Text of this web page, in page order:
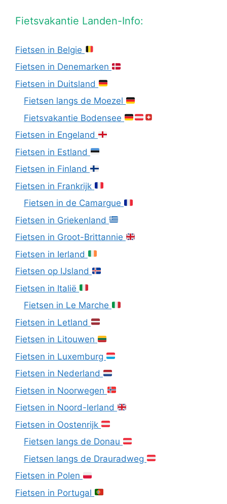
Fietsvakantie Landen-Info:
Fietsen in Belgie
Fietsen in Denemarken
Fietsen in Duitsland
Fietsen langs de Moezel
Fietsvakantie Bodensee
Fietsen in Engeland
Fietsen in Estland
Fietsen in Finland
Fietsen in Frankrijk
Fietsen in de Camargue
Fietsen in Griekenland
Fietsen in Groot-Brittannie
Fietsen in Ierland
Fietsen op IJsland
Fietsen in Italië
Fietsen in Le Marche
Fietsen in Letland
Fietsen in Litouwen
Fietsen in Luxemburg
Fietsen in Nederland
Fietsen in Noorwegen
Fietsen in Noord-Ierland
Fietsen in Oostenrijk
Fietsen langs de Donau
Fietsen langs de Drauradweg
Fietsen in Polen
Fietsen in Portugal